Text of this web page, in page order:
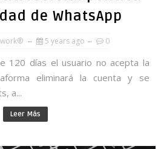
de WhatsApp
5 years ago 0
120 días el usuario no acepta la
eliminará la cuenta y se
a...
Leer Más